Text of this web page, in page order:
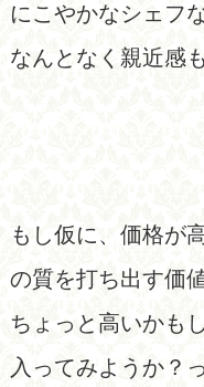
にこやかなシェフ
なんとなく親近感
もし仮に、価格が
の質を打ち出す価
ちょっと高いかも
入ってみようか？